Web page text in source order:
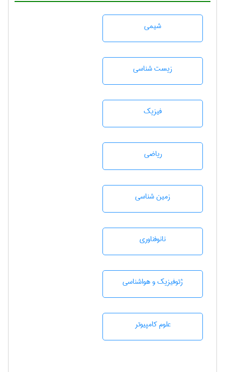
شيمی
زيست شناسی
فیزیک
رياضی
زمين شناسی
نانوفناوری
ژئوفيزيك و هواشناسی
علوم کامپیوتر